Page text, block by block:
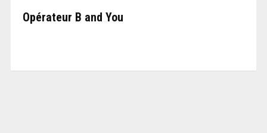
Opérateur B and You